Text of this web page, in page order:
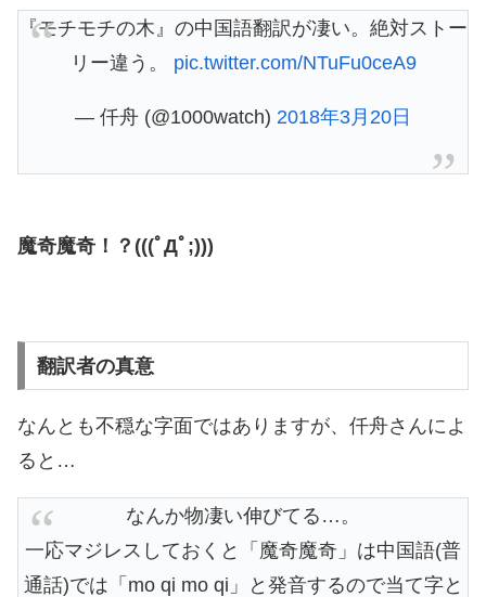
『モチモチの木』の中国語翻訳が凄い。絶対ストー
リー違う。 pic.twitter.com/NTuFu0ceA9
— 仟舟 (@1000watch) 2018年3月20日
魔奇魔奇！？(((ﾟДﾟ;)))
翻訳者の真意
なんとも不穏な字面ではありますが、仟舟さんによ
ると…
なんか物凄い伸びてる…。
一応マジレスしておくと「魔奇魔奇」は中国語(普
通話)では「mo qi mo qi」と発音するので当て字と